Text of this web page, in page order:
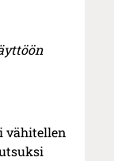
vähitellen